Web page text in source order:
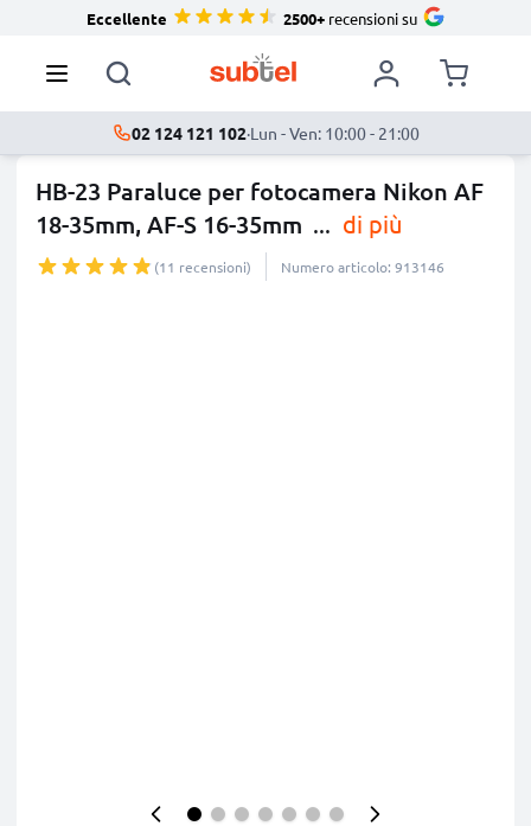
Eccellente 2500+recensioni su
02 124 121 102·Lun - Ven: 10:00 - 21:00
HB-23 Paraluce per fotocamera Nikon AF
18-35mm, AF-S 16-35mm ... di più
(11 recensioni) Numero articolo: 913146